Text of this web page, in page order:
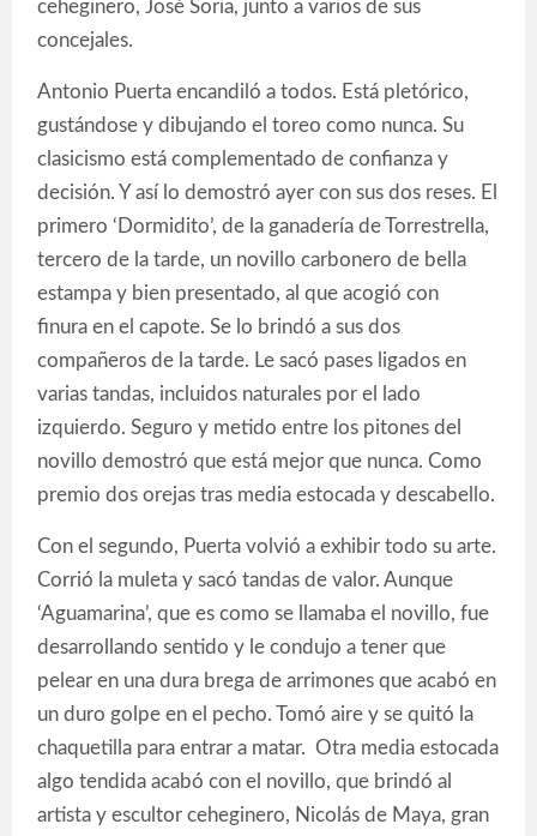
ceheginero, José Soria, junto a varios de sus
concejales.
Antonio Puerta encandiló a todos. Está pletórico,
gustándose y dibujando el toreo como nunca. Su
clasicismo está complementado de confianza y
decisión. Y así lo demostró ayer con sus dos reses. El
primero ‘Dormidito’, de la ganadería de Torrestrella,
tercero de la tarde, un novillo carbonero de bella
estampa y bien presentado, al que acogió con
finura en el capote. Se lo brindó a sus dos
compañeros de la tarde. Le sacó pases ligados en
varias tandas, incluidos naturales por el lado
izquierdo. Seguro y metido entre los pitones del
novillo demostró que está mejor que nunca. Como
premio dos orejas tras media estocada y descabello.
Con el segundo, Puerta volvió a exhibir todo su arte.
Corrió la muleta y sacó tandas de valor. Aunque
‘Aguamarina’, que es como se llamaba el novillo, fue
desarrollando sentido y le condujo a tener que
pelear en una dura brega de arrimones que acabó en
un duro golpe en el pecho. Tomó aire y se quitó la
chaquetilla para entrar a matar. Otra media estocada
algo tendida acabó con el novillo, que brindó al
artista y escultor ceheginero, Nicolás de Maya, gran